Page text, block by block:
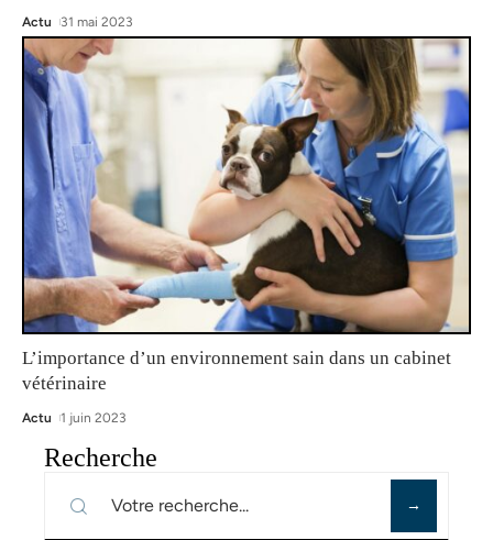
Actu 31 mai 2023
L’importance d’un environnement sain dans un cabinet
vétérinaire
Actu 1 juin 2023
Recherche